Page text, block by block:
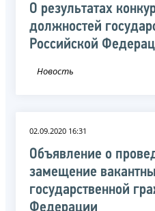
О результатах
должностей
Российской
Новость
02.09.2020 16:31
Объявление о
замещение
государственной
Федерации